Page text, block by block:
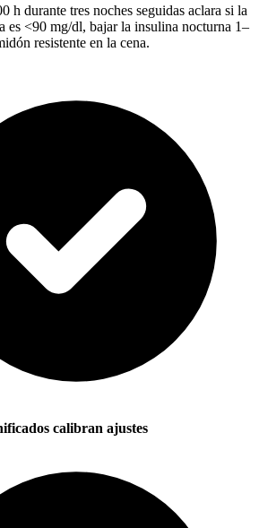
h durante tres noches seguidas aclara si la
es <90 mg/dl, bajar la insulina nocturna 1–
resistente en la cena.
calibran ajustes